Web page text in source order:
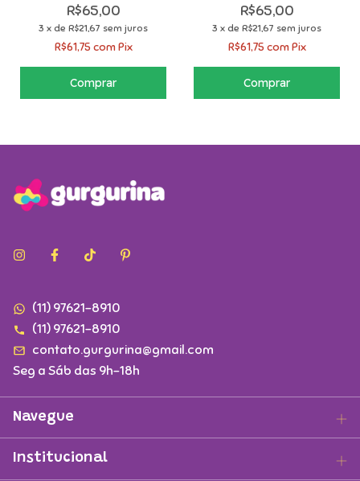
R$65,00
3 x de R$21,67 sem juros
R$61,75 com Pix
R$65,00
3 x de R$21,67 sem juros
R$61,75 com Pix
(11) 97621-8910
(11) 97621-8910
contato.gurgurina@gmail.com
Seg a Sáb das 9h-18h
Navegue
Institucional